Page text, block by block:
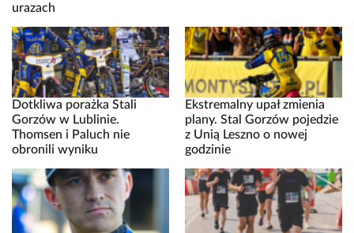
urazach
Dotkliwa porażka Stali
Gorzów w Lublinie.
Thomsen i Paluch nie
obronili wyniku
Ekstremalny upał zmienia
plany. Stal Gorzów pojedzie
z Unią Leszno o nowej
godzinie